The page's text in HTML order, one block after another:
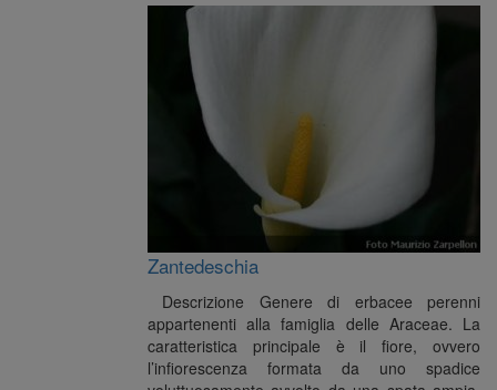
Zantedeschia
Descrizione Genere di erbacee perenni
appartenenti alla famiglia delle Araceae. La
caratteristica principale è il fiore, ovvero
l’infiorescenza formata da uno spadice